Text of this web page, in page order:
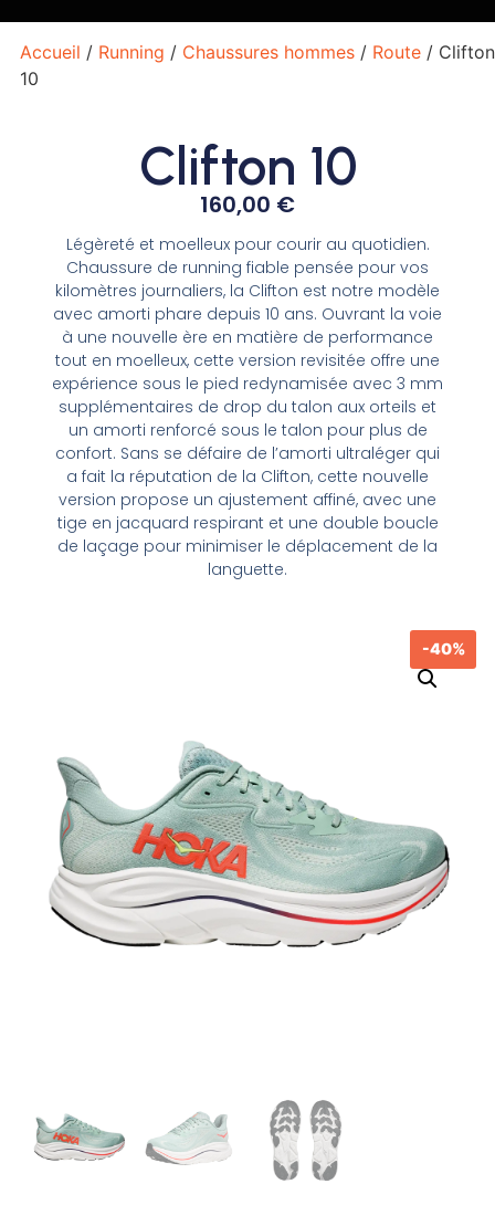
Accueil / Running / Chaussures hommes/ Route/ Clifton
10
Clifton 10
160,00 €
Légèreté et moelleux pour courir au quotidien.
Chaussure de running fiable pensée pour vos
kilomètres journaliers, la Clifton est notre modèle
avec amorti phare depuis 10 ans. Ouvrant la voie
à une nouvelle ère en matière de performance
tout en moelleux, cette version revisitée offre une
expérience sous le pied redynamisée avec 3 mm
supplémentaires de drop du talon aux orteils et
un amorti renforcé sous le talon pour plus de
confort. Sans se défaire de l’amorti ultraléger qui
a fait la réputation de la Clifton, cette nouvelle
version propose un ajustement affiné, avec une
tige en jacquard respirant et une double boucle
de laçage pour minimiser le déplacement de la
languette.
-40%